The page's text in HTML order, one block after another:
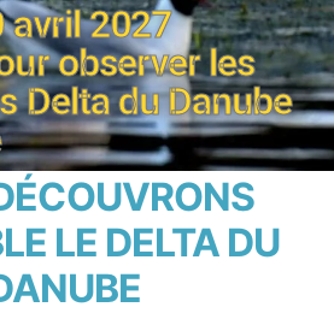
avril 2027
observer les
Delta du Danube
LE DELTA DU